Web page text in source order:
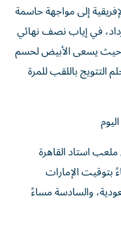
إلى مواجهة حاسمة
في إياب نصف نهائي
حيث يسعى الأبيض لحسم
التتويج باللقب للمرة
ملعب استاد القاهرة
بتوقيت الإمارات
والسادسة مساءً